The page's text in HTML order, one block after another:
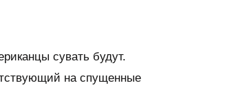
сувать будут.
на спущенные